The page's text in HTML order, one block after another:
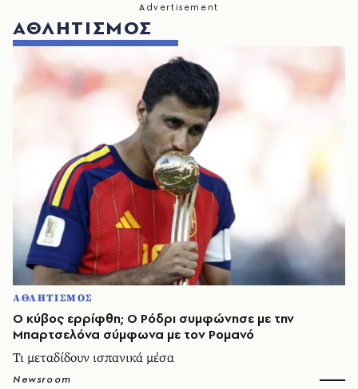
ΑΘΛΗΤΙΣΜΟΣ
ΑΘΛΗΤΙΣΜΟΣ
O κύβος ερρίφθη; Ο Ρόδρι συμφώνησε με την
Μπαρτσελόνα σύμφωνα με τον Ρομανό
Τι μεταδίδουν ισπανικά μέσα
Newsroom